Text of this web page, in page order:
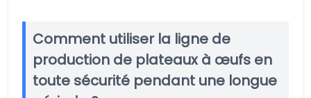
Comment utiliser la ligne de
production de plateaux à œufs en
toute sécurité pendant une longue